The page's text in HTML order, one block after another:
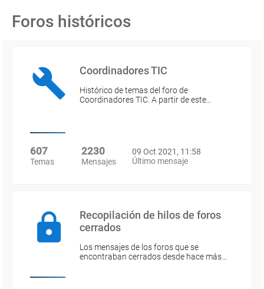
Foros históricos
Coordinadores TIC
Histórico de temas del foro de
Coordinadores TIC. A partir de este…
607
Temas
2230
Mensajes
09 Oct 2021, 11:58
Último mensaje
Recopilación de hilos de foros
cerrados
Los mensajes de los foros que se
encontraban cerrados desde hace más…